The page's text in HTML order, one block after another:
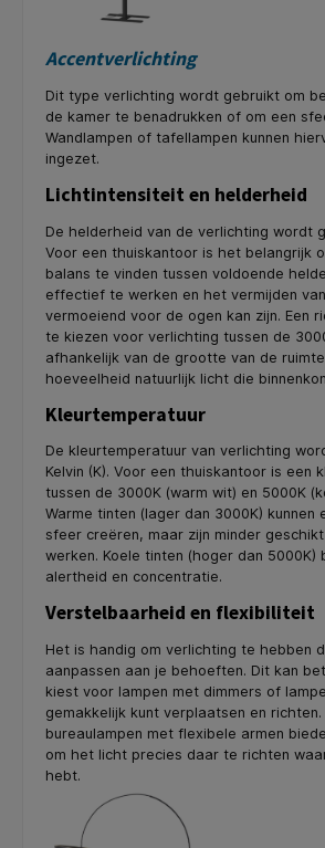
Accentverlichting
Dit type verlichting wordt gebruikt om
de kamer te benadrukken of om een
Wandlampen of tafellampen kunnen
ingezet.
Lichtintensiteit en helderheid
De helderheid van de verlichting wordt
Voor een thuiskantoor is het belangrijk
balans te vinden tussen voldoende
effectief te werken en het vermijden
vermoeiend voor de ogen kan zijn. Een
te kiezen voor verlichting tussen de
afhankelijk van de grootte van de
hoeveelheid natuurlijk licht die
Kleurtemperatuur
De kleurtemperatuur van verlichting
Kelvin (K). Voor een thuiskantoor is een
tussen de 3000K (warm wit) en 5000K
Warme tinten (lager dan 3000K) kunnen
sfeer creëren, maar zijn minder
werken. Koele tinten (hoger dan 5000K)
alertheid en concentratie.
Verstelbaarheid en flexibiliteit
Het is handig om verlichting te hebben
aanpassen aan je behoeften. Dit kan
kiest voor lampen met dimmers of
gemakkelijk kunt verplaatsen en
bureaulampen met flexibele armen
om het licht precies daar te richten
hebt.